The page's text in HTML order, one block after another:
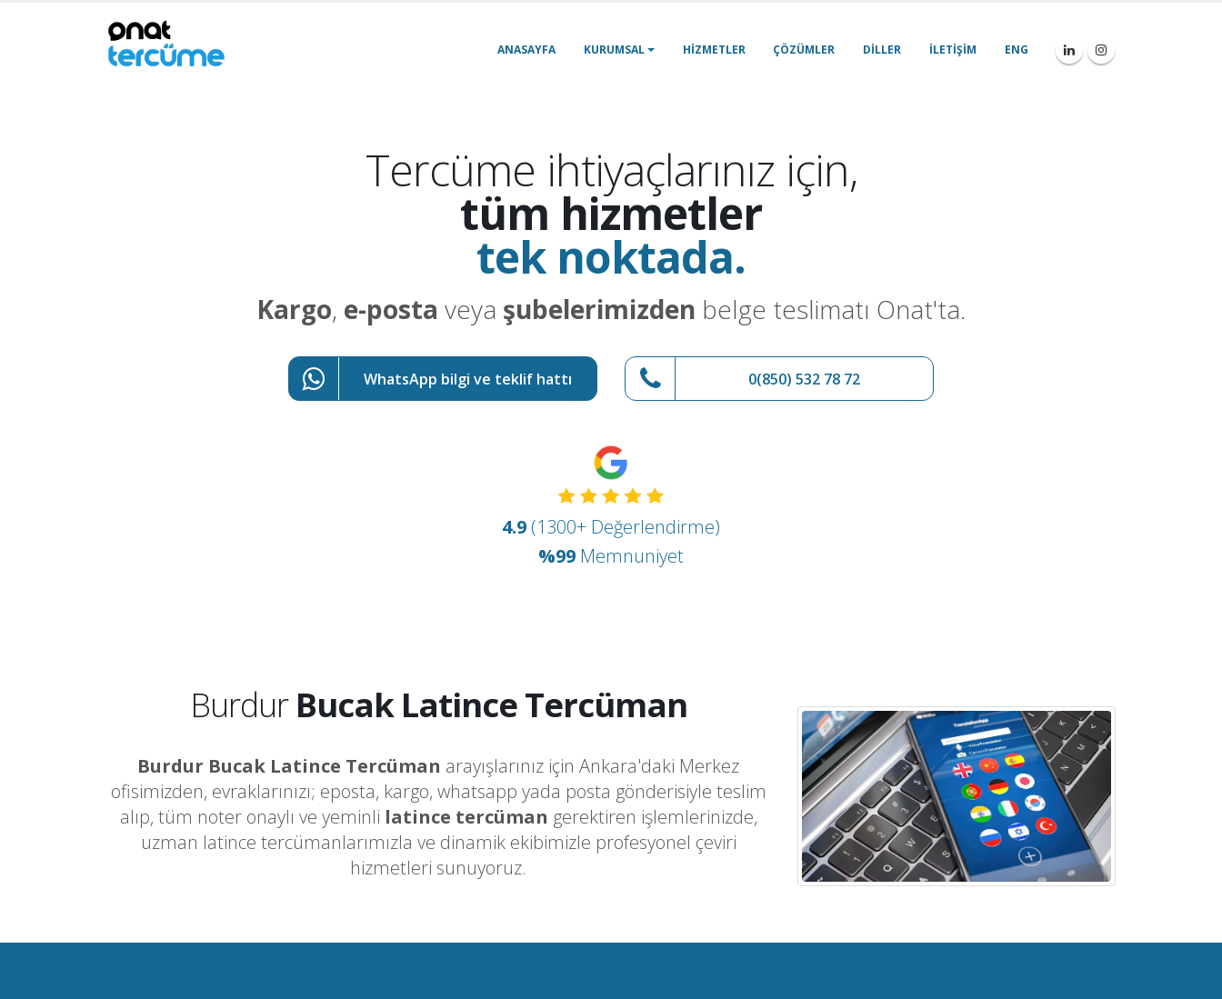
ANASAYFA KURUMSAL HIZMETLER ÇÖZÜMLER DILLER İLETIŞIM ENG
Tercüme ihtiyaçlarınız için,
tüm hizmetler
tek noktada.
Kargo, e-posta veya şubelerimizden belge teslimatı Onat'ta.
WhatsApp bilgi ve teklif hattı 0(850) 532 78 72
4.9 (1300+ Değerlendirme)
%99 Memnuniyet
Burdur Bucak Latince Tercüman
Burdur Bucak Latince Tercüman arayışlarınız için Ankara'daki Merkez
ofisimizden, evraklarınızı; eposta, kargo, whatsapp yada posta gönderisiyle teslim
alıp, tüm noter onaylı ve yeminli latince tercüman gerektiren işlemlerinizde,
uzman latince tercümanlarımızla ve dinamik ekibimizle profesyonel çeviri
hizmetleri sunuyoruz.